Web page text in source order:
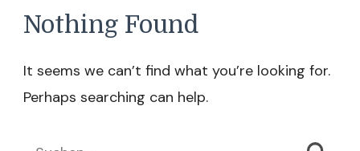
Nothing Found
It seems we can’t find what you’re looking for.
Perhaps searching can help.
Suchen